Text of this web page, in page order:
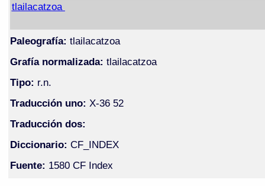
tlailacatzoa
Paleografía: tlailacatzoa
Grafía normalizada: tlailacatzoa
Tipo: r.n.
Traducción uno: X-36 52
Traducción dos:
Diccionario: CF_INDEX
Fuente: 1580 CF Index